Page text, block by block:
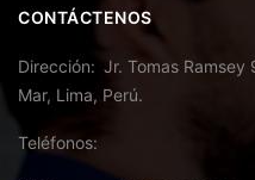
CONTÁCTENOS
Dirección
Jr. Tomas
Mar, Lima, Perú.
Teléfonos